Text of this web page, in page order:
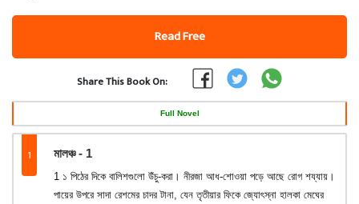
Read Free
Share This Book On:
Full Novel
1 মালঞ্চ - 1
1 ১ পিঠের দিকে বালিশগুলো উঁচু-করা। নীরজা আধ-শোওয়া পড়ে আছে রোগ শয্যায়।
পায়ের উপরে সাদা রেশমের চাদর টানা, যেন তৃতীয়ার ফিকে জ্যোৎস্না হালকা মেঘের